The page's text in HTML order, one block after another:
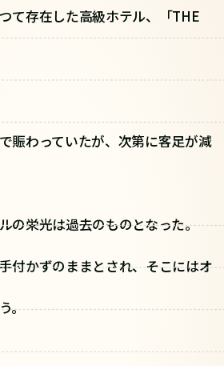
て存在した高級ホテル、「THE
賑わっていたが、次第に客足が減
の栄光は過去のものとなった。
付かずのままとされ、そこにはオ
。